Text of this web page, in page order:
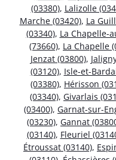
(03380), Lalizolle
Marche (03420), La
(03340), La Chapelle-
(73660), La Chapelle
Jenzat (03800),
(03120), Isle-et-
(03380), Hérisson
(03340), Givarlais
(03400), Garnat-sur-
(03230), Gannat
(03140), Fleuriel
Étroussat (03140),